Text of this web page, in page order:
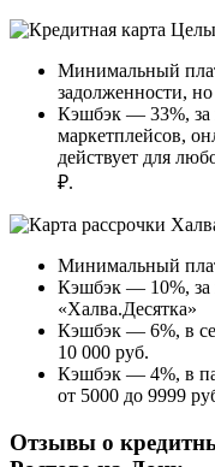
Минимальный
задолженности,
Кэшбэк — 33%, за
маркетплейсов,
действует для
₽.
Минимальный
Кэшбэк — 10%, за
«Халва.Десятка»
Кэшбэк — 6%, в
10 000 руб.
Кэшбэк — 4%, в
от 5000 до 9999
Отзывы о